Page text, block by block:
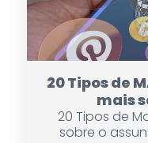
20 Tipos de
mais
20 Tipos de
sobre o